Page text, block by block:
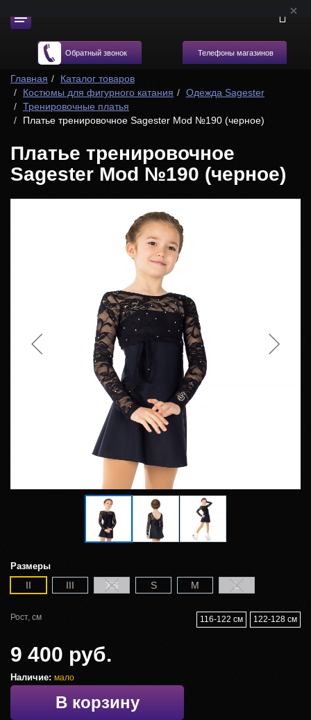
Обратный звонок Телефоны магазинов
Главная
Каталог товаров
Костюмы для фигурного катания
Одежда Sagester
Тренировочные платья
Платье тренировочное Sagester Mod №190 (черное)
Платье тренировочное
Sagester Mod №190 (черное)
Размеры
II III XS S M L
Рост, см 116-122 см 122-128 см
9 400 руб.
Наличие: мало
В корзину